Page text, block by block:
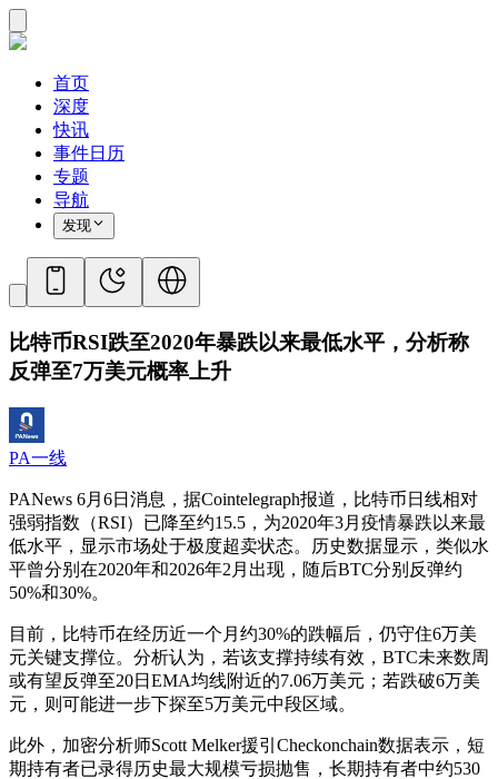
首页
深度
快讯
事件日历
专题
导航
发现
比特币RSI跌至2020年暴跌以来最低水平，分析称
反弹至7万美元概率上升
PA一线
PANews 6月6日消息，据Cointelegraph报道，比特币日线相对
强弱指数（RSI）已降至约15.5，为2020年3月疫情暴跌以来最
低水平，显示市场处于极度超卖状态。历史数据显示，类似水
平曾分别在2020年和2026年2月出现，随后BTC分别反弹约
50%和30%。
目前，比特币在经历近一个月约30%的跌幅后，仍守住6万美
元关键支撑位。分析认为，若该支撑持续有效，BTC未来数周
或有望反弹至20日EMA均线附近的7.06万美元；若跌破6万美
元，则可能进一步下探至5万美元中段区域。
此外，加密分析师Scott Melker援引Checkonchain数据表示，短
期持有者已录得历史最大规模亏损抛售，长期持有者中约530